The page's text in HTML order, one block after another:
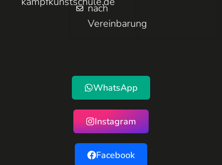
nach
Vereinbarung
WhatsApp
Instagram
Facebook